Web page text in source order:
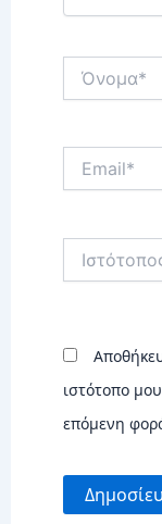
Όνομα*
ιστότοπο
επόμενη